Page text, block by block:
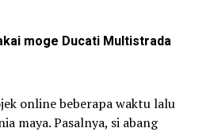
moge Ducati Multistrada
online beberapa waktu lalu
maya. Pasalnya, si abang